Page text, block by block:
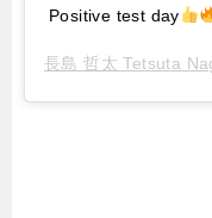
Positive test day
長島 哲太 Tetsuta